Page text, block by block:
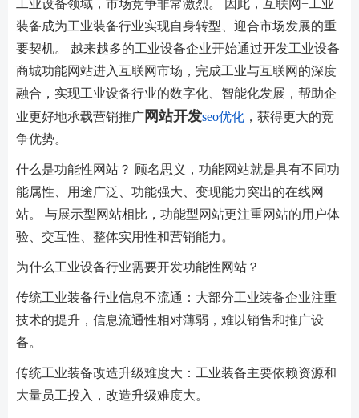
工业设备领域，市场竞争非常激烈。 因此，互联网+工业
装备成为工业装备行业实现自身转型、迎合市场发展的重
要契机。 越来越多的工业设备企业开始通过开发工业设备
商城功能网站进入互联网市场，完成工业与互联网的深度
融合，实现工业设备行业的数字化、智能化发展，帮助企
业更好地承载营销推广网站开发seo优化 ，获得更大的竞
争优势。
什么是功能性网站？ 顾名思义，功能网站就是具有不同功
能属性、用途广泛、功能强大、变现能力突出的在线网
站。 与展示型网站相比，功能型网站更注重网站的用户体
验、交互性、整体实用性和营销能力。
为什么工业设备行业需要开发功能性网站？
传统工业装备行业信息不流通：大部分工业装备企业注重
技术的提升，信息流通性相对薄弱，难以销售和推广设
备。
传统工业装备改造升级难度大：工业装备主要依赖资源和
大量员工投入，改造升级难度大。